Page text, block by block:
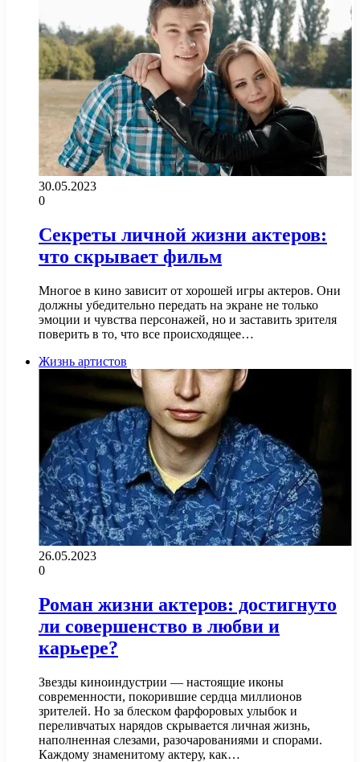
30.05.2023
0
Секреты личной жизни актеров:
что скрывает фильм
Многое в кино зависит от хорошей игры актеров. Они
должны убедительно передать на экране не только
эмоции и чувства персонажей, но и заставить зрителя
поверить в то, что все происходящее…
Жизнь артистов
26.05.2023
0
Роман жизни актеров: достигнуто
ли совершенство в любви и
карьере?
Звезды киноиндустрии — настоящие иконы
современности, покорившие сердца миллионов
зрителей. Но за блеском фарфоровых улыбок и
переливчатых нарядов скрывается личная жизнь,
наполненная слезами, разочарованиями и спорами.
Каждому знаменитому актеру, как…